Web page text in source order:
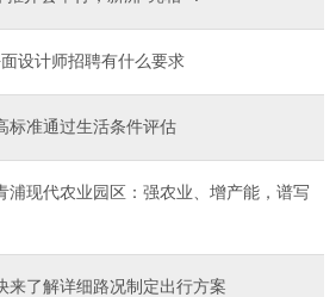
设计师招聘有什么要求
标准通过生活条件评估
浦现代农业园区：强农业、增产能，谱写
来了解详细路况制定出行方案